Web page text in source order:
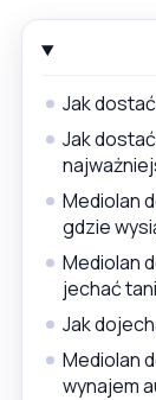
Jak
Jak
Mediolan
gdzie
Mediolan
jechać
Jak
Mediolan
wynajem